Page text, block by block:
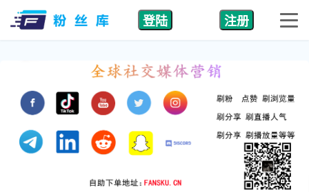
登陆 注册